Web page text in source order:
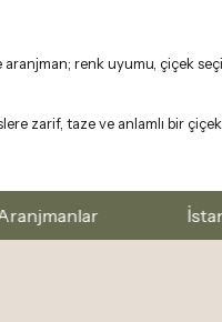
renk uyumu, çiçek
zarif, taze ve anlamlı bir çiçek
İstanbul’un